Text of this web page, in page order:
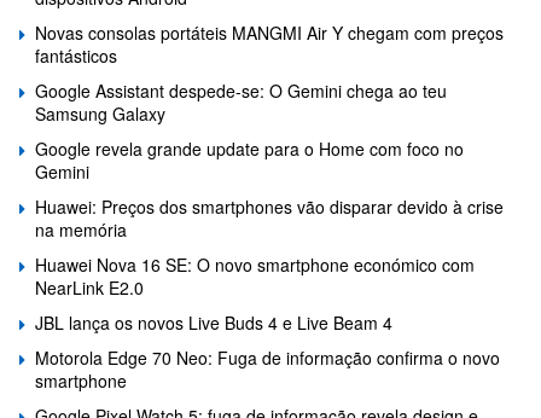
Novas consolas portáteis MANGMI Air Y chegam com preços
fantásticos
Google Assistant despede-se: O Gemini chega ao teu
Samsung Galaxy
Google revela grande update para o Home com foco no
Gemini
Huawei: Preços dos smartphones vão disparar devido à crise
na memória
Huawei Nova 16 SE: O novo smartphone económico com
NearLink E2.0
JBL lança os novos Live Buds 4 e Live Beam 4
Motorola Edge 70 Neo: Fuga de informação confirma o novo
smartphone